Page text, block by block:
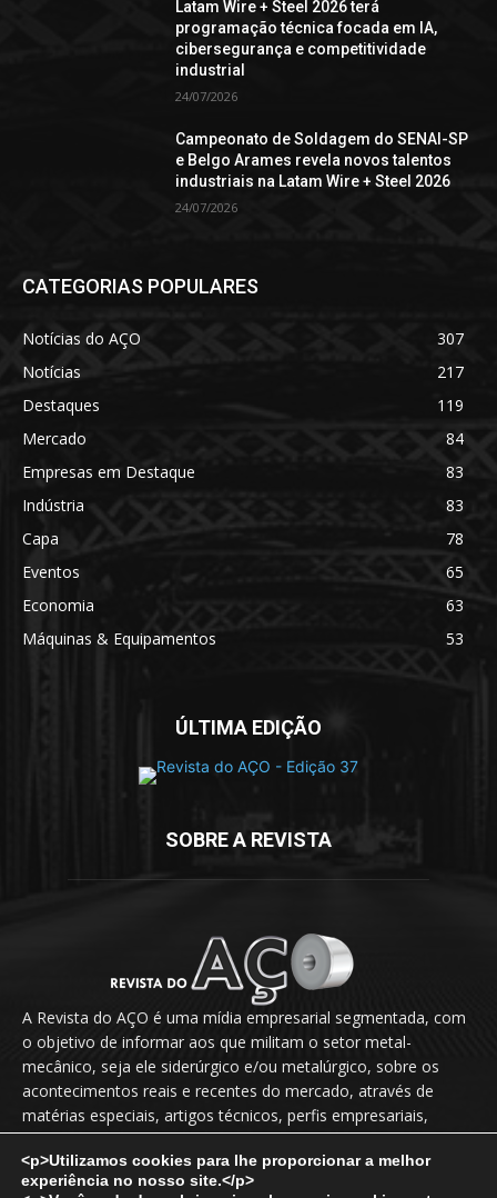
Latam Wire + Steel 2026 terá
programação técnica focada em IA,
cibersegurança e competitividade
industrial
24/07/2026
Campeonato de Soldagem do SENAI-SP
e Belgo Arames revela novos talentos
industriais na Latam Wire + Steel 2026
24/07/2026
CATEGORIAS POPULARES
Notícias do AÇO
307
Notícias
217
Destaques
119
Mercado
84
Empresas em Destaque
83
Indústria
83
Capa
78
Eventos
65
Economia
63
Máquinas & Equipamentos
53
ÚLTIMA EDIÇÃO
SOBRE A REVISTA
A Revista do AÇO é uma mídia empresarial segmentada, com
o objetivo de informar aos que militam o setor metal-
mecânico, seja ele siderúrgico e/ou metalúrgico, sobre os
acontecimentos reais e recentes do mercado, através de
matérias especiais, artigos técnicos, perfis empresariais,
novidades, lançamentos, releases, entrevistas exclusivas etc.
Fale Conosco:vendas@revistadoaco.com.br
<p>Utilizamos cookies para lhe proporcionar a melhor
experiência no nosso site.</p>